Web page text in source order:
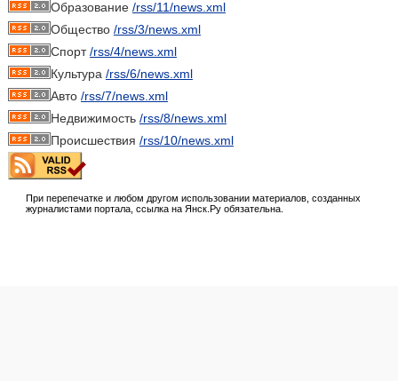
Образование /rss/11/news.xml
Общество /rss/3/news.xml
Спорт/rss/4/news.xml
Культура /rss/6/news.xml
Авто /rss/7/news.xml
Недвижимость /rss/8/news.xml
Происшествия /rss/10/news.xml
При перепечатке и любом другом использовании материалов, созданных
журналистами портала, ссылка на Янск.Ру обязательна.